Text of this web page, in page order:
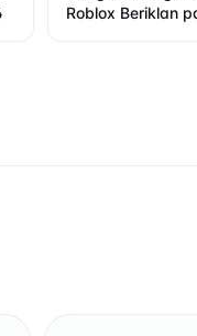
Roblox Beriklan